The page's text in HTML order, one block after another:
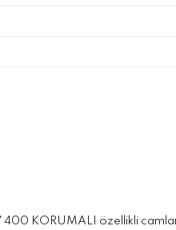
400 KORUMALI özellikli